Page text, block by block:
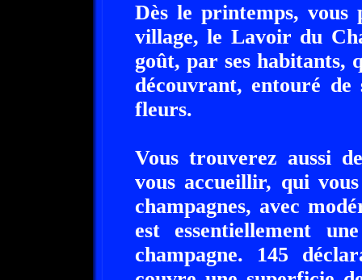
Dès le printemps, vous
village, le Lavoir du
goût, par ses habitants,
découvrant, entouré de
fleurs.
Vous trouverez aussi
vous accueillir, qui
champagnes, avec
est essentiellement
champagne. 145